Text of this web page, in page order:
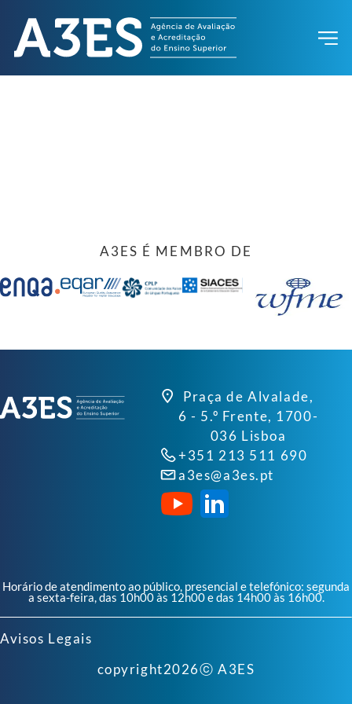
A3ES É MEMBRO DE
Praça de Alvalade,
6 - 5.º Frente, 1700-
036 Lisboa
+351 213 511 690
a3es@a3es.pt
Horário de atendimento ao público, presencial e telefónico: segunda
a sexta-feira, das 10h00 às 12h00 e das 14h00 às 16h00.
Avisos Legais
copyright2026ⓒ A3ES